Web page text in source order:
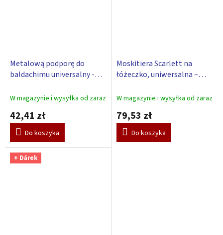
Metalową podporę do
baldachimu universalny -
W magazynie i wysyłka od zaraz
42,41 zł
Do koszyka
Moskitiera Scarlett na
łóżeczko, uniwersalna –
W magazynie i wysyłka od zaraz
79,53 zł
Do koszyka
+ Dárek